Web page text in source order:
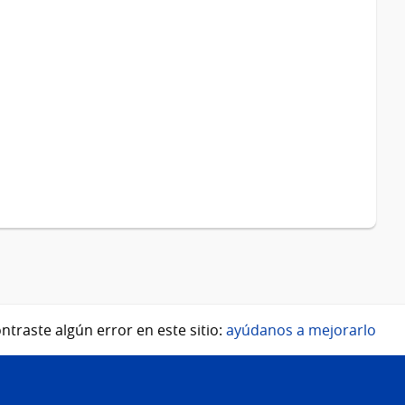
algún error en este sitio: ayúdanos a mejorarlo